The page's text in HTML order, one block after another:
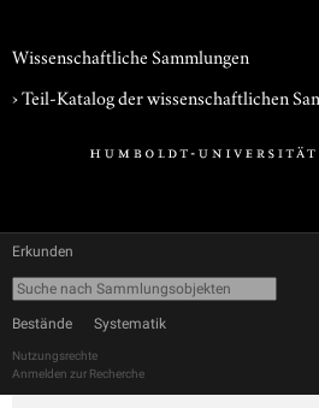
Wissenschaftliche Sammlungen
› Teil-Katalog der wissenschaftlichen
Erkunden
Bestände Systematik
Nutzungsrechte
Anmelden zur Recherche